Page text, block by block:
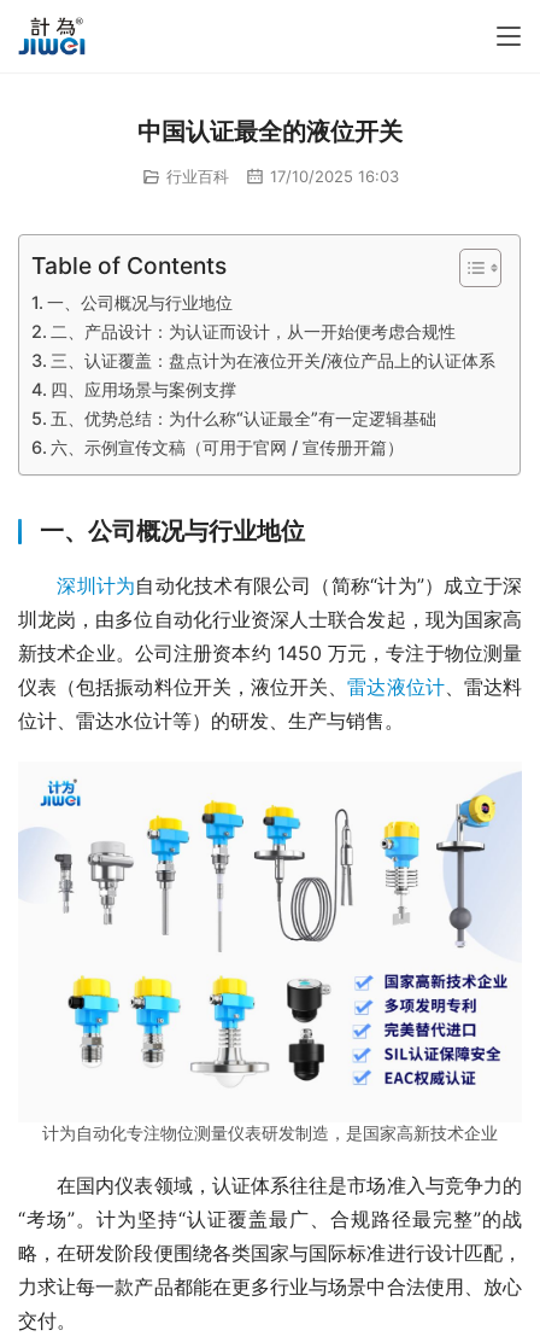
中国认证最全的液位开关
行业百科 17/10/2025 16:03
Table of Contents
一、公司概况与行业地位
二、产品设计：为认证而设计，从一开始便考虑合规性
三、认证覆盖：盘点计为在液位开关/液位产品上的认证体系
四、应用场景与案例支撑
五、优势总结：为什么称“认证最全”有一定逻辑基础
六、示例宣传文稿（可用于官网 / 宣传册开篇）
一、公司概况与行业地位
深圳计为自动化技术有限公司（简称“计为”）成立于深
圳龙岗，由多位自动化行业资深人士联合发起，现为国家高
新技术企业。公司注册资本约 1450 万元，专注于物位测量
仪表（包括振动料位开关，液位开关、雷达液位计、雷达料
位计、雷达水位计等）的研发、生产与销售。
计为自动化专注物位测量仪表研发制造，是国家高新技术企业
在国内仪表领域，认证体系往往是市场准入与竞争力的
“考场”。计为坚持“认证覆盖最广、合规路径最完整”的战
略，在研发阶段便围绕各类国家与国际标准进行设计匹配，
力求让每一款产品都能在更多行业与场景中合法使用、放心
交付。